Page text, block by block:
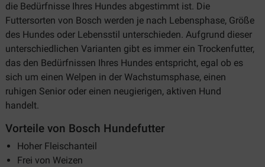
die Bedürfnisse Ihres Hundes abgestimmt ist. Die
Futtersorten von Bosch werden je nach Lebensphase, Größe
des Hundes oder Lebensstil unterschieden. Aufgrund dieser
unterschiedlichen Varianten gibt es immer ein Trockenfutter,
das den Bedürfnissen Ihres Hundes entspricht, egal ob es
sich um einen Welpen in der Wachstumsphase, einen
ruhigen Senior oder einen neugierigen, aktiven Hund
handelt.
Vorteile von Bosch Hundefutter
Hoher Fleischanteil
Frei von Weizen